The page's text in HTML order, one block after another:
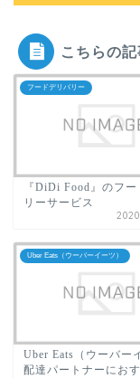
こちらの
フードデリバリー
『DiDi Food』のフ
リーサービス
Uber Eats（ウーバーイーツ）
Uber Eats（ウーバー
配達パートナーにお